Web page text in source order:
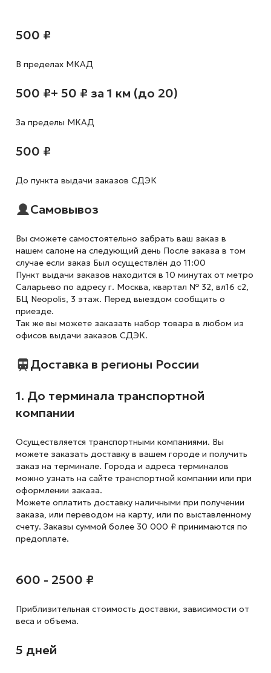
500 ₽
В пределах МКАД
500 ₽+ 50 ₽ за 1 км (до 20)
За пределы МКАД
500 ₽
До пункта выдачи заказов СДЭК
Самовывоз
Вы сможете самостоятельно забрать ваш заказ в
нашем салоне на следующий день После заказа в том
случае если заказ Был осуществлён до 11:00
Пункт выдачи заказов находится в 10 минутах от метро
Саларьево по адресу г. Москва, квартал № 32, вл16 с2,
БЦ Neopolis, 3 этаж. Перед выездом сообщить о
приезде.
Так же вы можете заказать набор товара в любом из
офисов выдачи заказов СДЭК.
Доставка в регионы России
1. До терминала транспортной
компании
Осуществляется транспортными компаниями. Вы
можете заказать доставку в вашем городе и получить
заказ на терминале. Города и адреса терминалов
можно узнать на сайте транспортной компании или при
оформлении заказа.
Можете оплатить доставку наличными при получении
заказа, или переводом на карту, или по выставленному
счету. Заказы суммой более 30 000 ₽ принимаются по
предоплате.
600 - 2500 ₽
Приблизительная стоимость доставки, зависимости от
веса и объема.
5 дней